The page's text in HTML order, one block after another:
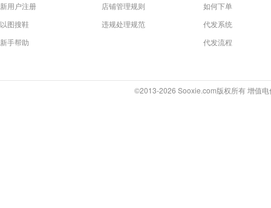
新用户注册
以图搜鞋
新手帮助
店铺管理规则
违规处理规范
如何下单
代发系统
代发流程
©2013-2026 Sooxie.com版权所有 增值